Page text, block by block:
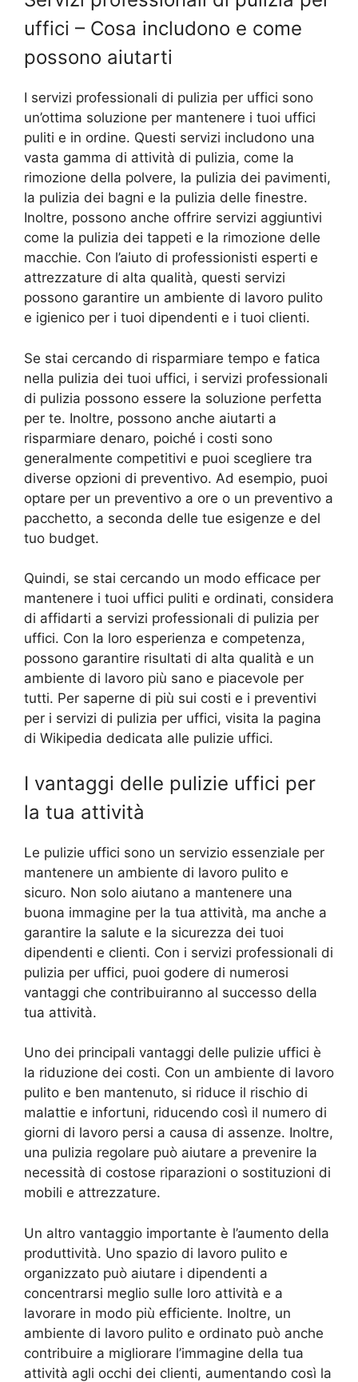
uffici – Cosa includono e come
possono aiutarti
I servizi professionali di pulizia per uffici sono
un’ottima soluzione per mantenere i tuoi uffici
puliti e in ordine. Questi servizi includono una
vasta gamma di attività di pulizia, come la
rimozione della polvere, la pulizia dei pavimenti,
la pulizia dei bagni e la pulizia delle finestre.
Inoltre, possono anche offrire servizi aggiuntivi
come la pulizia dei tappeti e la rimozione delle
macchie. Con l’aiuto di professionisti esperti e
attrezzature di alta qualità, questi servizi
possono garantire un ambiente di lavoro pulito
e igienico per i tuoi dipendenti e i tuoi clienti.
Se stai cercando di risparmiare tempo e fatica
nella pulizia dei tuoi uffici, i servizi professionali
di pulizia possono essere la soluzione perfetta
per te. Inoltre, possono anche aiutarti a
risparmiare denaro, poiché i costi sono
generalmente competitivi e puoi scegliere tra
diverse opzioni di preventivo. Ad esempio, puoi
optare per un preventivo a ore o un preventivo a
pacchetto, a seconda delle tue esigenze e del
tuo budget.
Quindi, se stai cercando un modo efficace per
mantenere i tuoi uffici puliti e ordinati, considera
di affidarti a servizi professionali di pulizia per
uffici. Con la loro esperienza e competenza,
possono garantire risultati di alta qualità e un
ambiente di lavoro più sano e piacevole per
tutti. Per saperne di più sui costi e i preventivi
per i servizi di pulizia per uffici, visita la pagina
di Wikipedia dedicata alle pulizie uffici.
I vantaggi delle pulizie uffici per
la tua attività
Le pulizie uffici sono un servizio essenziale per
mantenere un ambiente di lavoro pulito e
sicuro. Non solo aiutano a mantenere una
buona immagine per la tua attività, ma anche a
garantire la salute e la sicurezza dei tuoi
dipendenti e clienti. Con i servizi professionali di
pulizia per uffici, puoi godere di numerosi
vantaggi che contribuiranno al successo della
tua attività.
Uno dei principali vantaggi delle pulizie uffici è
la riduzione dei costi. Con un ambiente di lavoro
pulito e ben mantenuto, si riduce il rischio di
malattie e infortuni, riducendo così il numero di
giorni di lavoro persi a causa di assenze. Inoltre,
una pulizia regolare può aiutare a prevenire la
necessità di costose riparazioni o sostituzioni di
mobili e attrezzature.
Un altro vantaggio importante è l’aumento della
produttività. Uno spazio di lavoro pulito e
organizzato può aiutare i dipendenti a
concentrarsi meglio sulle loro attività e a
lavorare in modo più efficiente. Inoltre, un
ambiente di lavoro pulito e ordinato può anche
contribuire a migliorare l’immagine della tua
attività agli occhi dei clienti, aumentando così la